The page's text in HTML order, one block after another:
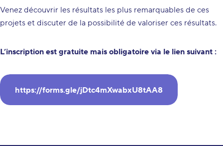
Venez découvrir les résultats les plus remarquables de ces
projets et discuter de la possibilité de valoriser ces résultats.
L’inscription est gratuite mais obligatoire via le lien suivant :
https://forms.gle/jDtc4mXwabxU8tAA8